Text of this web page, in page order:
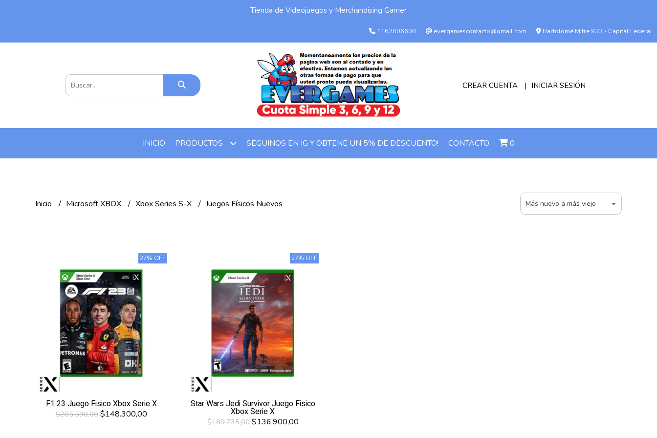
Tienda de Videojuegos y Merchandising Gamer
1162006608 evergamescontacto@gmail.com Bartolomé Mitre 933 - Capital Federal
CREAR CUENTA INICIAR SESIÓN
INICIO PRODUCTOS SEGUINOS EN IG Y OBTENE UN 5% DE DESCUENTO! CONTACTO 0
Inicio Microsoft XBOX Xbox Series S-X Juegos Físicos Nuevos
27% OFF
F1 23 Juego Fisico Xbox Serie X
$205.590,00$148.300,00
27% OFF
Star Wars Jedi Survivor Juego Fisico
Xbox Serie X
$189.735,00$136.900,00